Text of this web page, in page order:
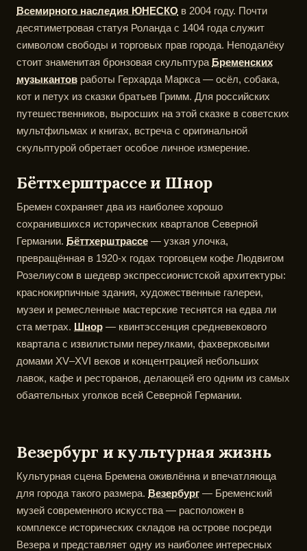
Всемирного наследия ЮНЕСКО в 2004 году. Почти
десятиметровая статуя Роланда с 1404 года служит
символом свободы и торговых прав города. Неподалёку
стоит знаменитая бронзовая скульптура Бременских
музыкантов работы Герхарда Маркса — осёл, собака,
кот и петух из сказки братьев Гримм. Для российских
путешественников, выросших на этой сказке в советских
мультфильмах и книгах, встреча с оригинальной
скульптурой обретает особое личное измерение.
Бёттхерштрассе и Шнор
Бремен сохраняет два из наиболее хорошо
сохранившихся исторических кварталов Северной
Германии. Бёттхерштрассе — узкая улочка,
превращённая в 1920-х годах торговцем кофе Людвигом
Розелиусом в шедевр экспрессионистской архитектуры:
краснокирпичные здания, художественные галереи,
музеи и ремесленные мастерские теснятся на едва ли
ста метрах. Шнор — квинтэссенция средневекового
квартала с извилистыми переулками, фахверковыми
домами XV–XVI веков и концентрацией небольших
лавок, кафе и ресторанов, делающей его одним из самых
обаятельных уголков всей Северной Германии.
Везербург и культурная жизнь
Культурная сцена Бремена оживлённа и впечатляюща
для города такого размера. Везербург — Бременский
музей современного искусства — расположен в
комплексе исторических складов на острове посреди
Везера и представляет одну из наиболее интересных